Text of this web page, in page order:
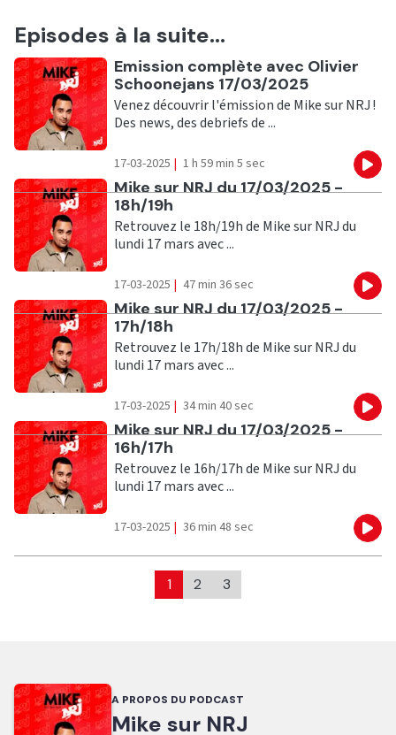
Episodes à la suite...
Ecouter
Emission complète avec Olivier
Schoonejans 17/03/2025
Venez découvrir l'émission de Mike sur NRJ !
Des news, des debriefs de ...
17-03-2025 | 1 h 59 min 5 sec
Ecouter
Mike sur NRJ du 17/03/2025 -
18h/19h
Retrouvez le 18h/19h de Mike sur NRJ du
lundi 17 mars avec ...
17-03-2025 | 47 min 36 sec
Ecouter
Mike sur NRJ du 17/03/2025 -
17h/18h
Retrouvez le 17h/18h de Mike sur NRJ du
lundi 17 mars avec ...
17-03-2025 | 34 min 40 sec
Ecouter
Mike sur NRJ du 17/03/2025 -
16h/17h
Retrouvez le 16h/17h de Mike sur NRJ du
lundi 17 mars avec ...
17-03-2025 | 36 min 48 sec
1 2 3
A PROPOS DU PODCAST
Mike sur NRJ